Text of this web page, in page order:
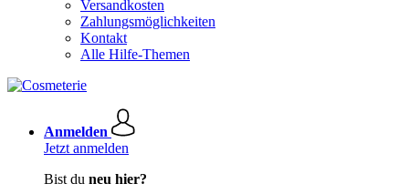
Versandkosten
Zahlungsmöglichkeiten
Kontakt
Alle Hilfe-Themen
Anmelden
Jetzt anmelden
Bist du neu hier?